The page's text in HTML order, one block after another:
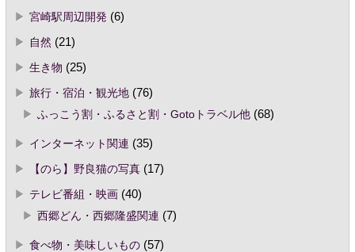
宮崎駅周辺開発(6)
自然 (21)
生き物 (25)
旅行・宿泊・観光地(76)
ふっこう割・ふるさと割・Gotoトラベル他(68)
インターネット関連 (35)
【のら】野良猫の写真(17)
テレビ番組・映画(40)
西郷どん・西郷隆盛関連 (7)
食べ物・美味しいもの(57)